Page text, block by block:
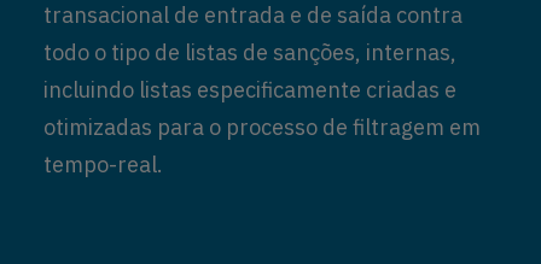
transacional de entrada e de saída contra
todo o tipo de listas de sanções, internas,
incluindo listas especificamente criadas e
otimizadas para o processo de filtragem em
tempo-real.